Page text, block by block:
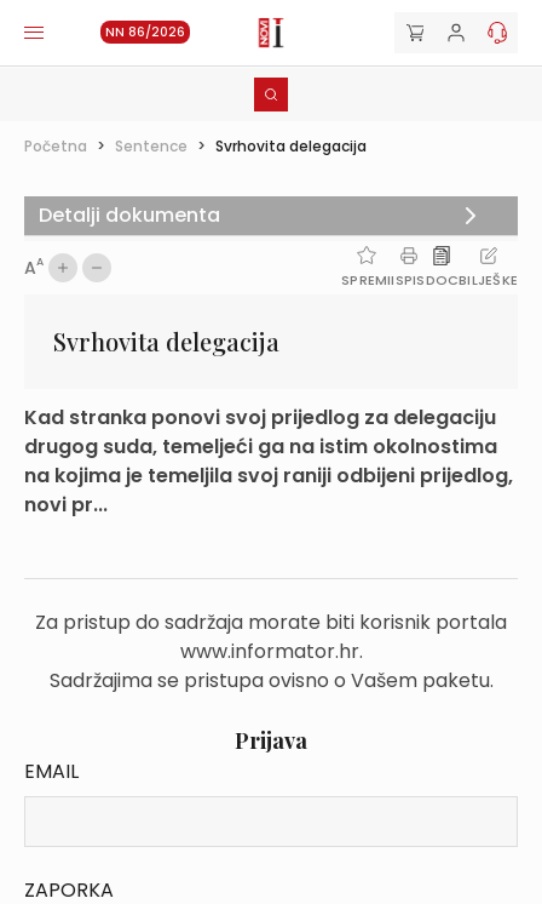
NN 86/2026
Početna > Sentence > Svrhovita delegacija
AA
SPREMIISPISDOCBILJEŠKE
Svrhovita delegacija
Kad stranka ponovi svoj prijedlog za delegaciju
drugog suda, temeljeći ga na istim okolnostima
na kojima je temeljila svoj raniji odbijeni prijedlog,
novi pr...
Za pristup do sadržaja morate biti korisnik portala
www.informator.hr.
Sadržajima se pristupa ovisno o Vašem paketu.
Prijava
EMAIL
ZAPORKA
Detalji dokumenta